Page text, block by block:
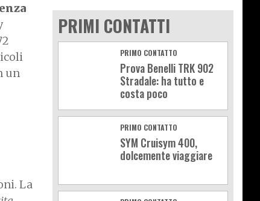
un
La
PRIMI CONTATTI
PRIMO CONTATTO
Prova Benelli TRK 902
Stradale: ha tutto e
costa poco
PRIMO CONTATTO
SYM Cruisym 400,
dolcemente viaggiare